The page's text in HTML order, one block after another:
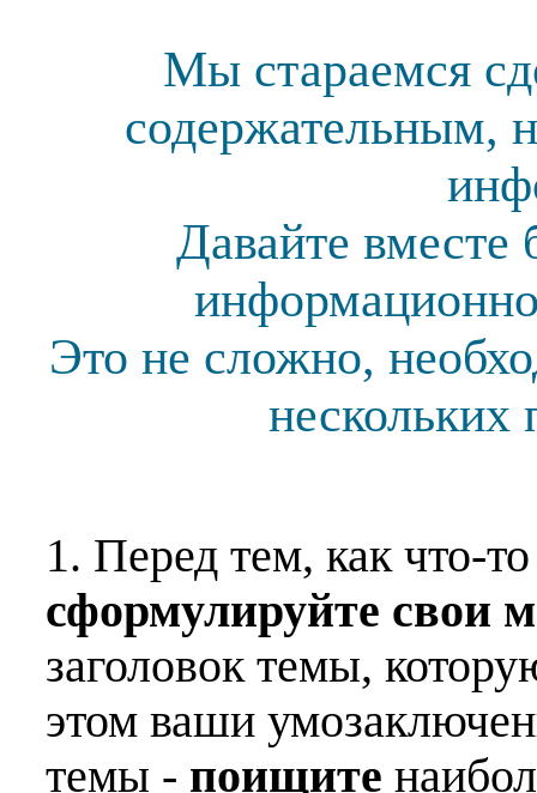
Мы стараемся
содержательным,
Давайте вместе
Это не сложно,
нескольких
1. Перед тем, как что-
сформулируйте свои
заголовок темы,
этом ваши
темы - поищите